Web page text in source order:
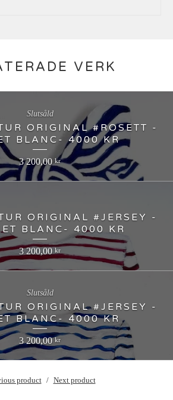
VERK
ORIGINAL #ROSETT -
BLANC- 4000 KR
3 200,00kr
Slutsåld
ORIGINAL #JERSEY -
ET BLANC- 4000 KR
3 200,00 kr
ORIGINAL #JERSEY -
BLANC- 4000 KR
3 200,00kr
Slutsåld
product Next product